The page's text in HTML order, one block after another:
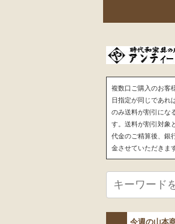
複数口ご購入のお客
日指定が同じであれ
のみ送料が割引にな
す。送料が割引対象
代金のご精算後、銀
金させていただきま
今週の山本